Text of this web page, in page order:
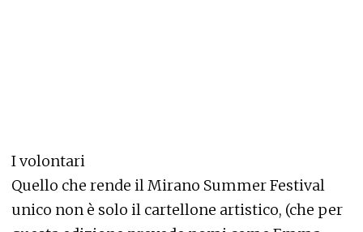
I volontari
Quello che rende il Mirano Summer Festival
unico non è solo il cartellone artistico, (che per